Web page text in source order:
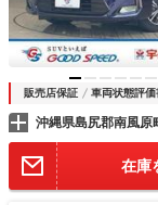
販売店保証 車両状態評価
沖縄県島尻郡南風原
在庫